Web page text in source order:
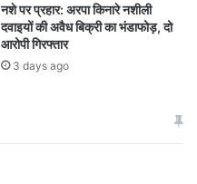
नशे पर प्रहार: अरपा किनारे नशीली
दवाइयों की अवैध बिक्री का भंडाफोड़, दो
आरोपी गिरफ्तार
3 days ago
खाई में धक्का… आरोपियों ने